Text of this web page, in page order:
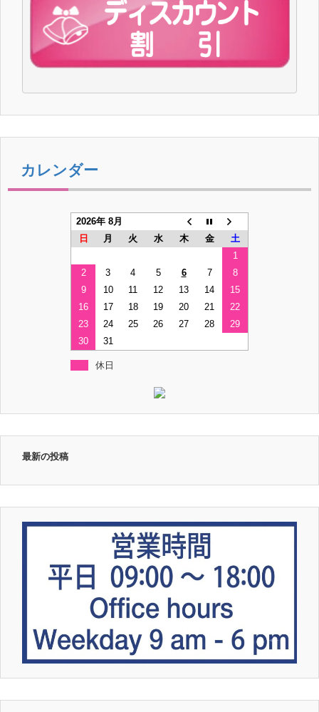
カレンダー
2026年 8月
日
月 火 水 木 金
土
1
2
3 4 5 6 7
8
9
10 11 12 13 14
15
16
17 18 19 20 21
22
23
24 25 26 27 28
29
30
31
休日
最新の投稿